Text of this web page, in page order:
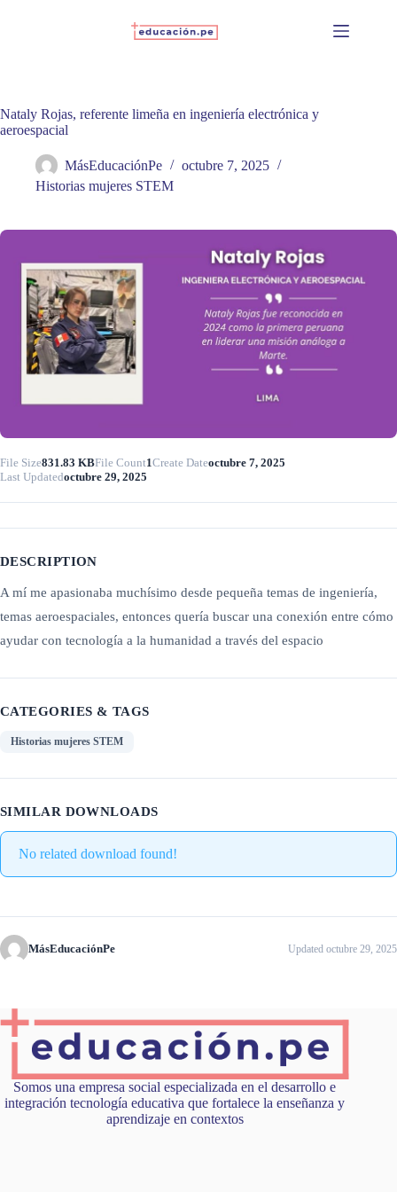
Nataly Rojas, referente limeña en ingeniería electrónica y
aeroespacial
MásEducaciónPe
octubre 7, 2025
Historias mujeres STEM
File Size831.83 KBFile Count1Create Dateoctubre 7, 2025
Last Updatedoctubre 29, 2025
DESCRIPTION
A mí me apasionaba muchísimo desde pequeña temas de ingeniería,
temas aeroespaciales, entonces quería buscar una conexión entre cómo
ayudar con tecnología a la humanidad a través del espacio
CATEGORIES & TAGS
Historias mujeres STEM
SIMILAR DOWNLOADS
No related download found!
MásEducaciónPe Updated octubre 29, 2025
Somos una empresa social especializada en el desarrollo e
integración tecnología educativa que fortalece la enseñanza y
aprendizaje en contextos